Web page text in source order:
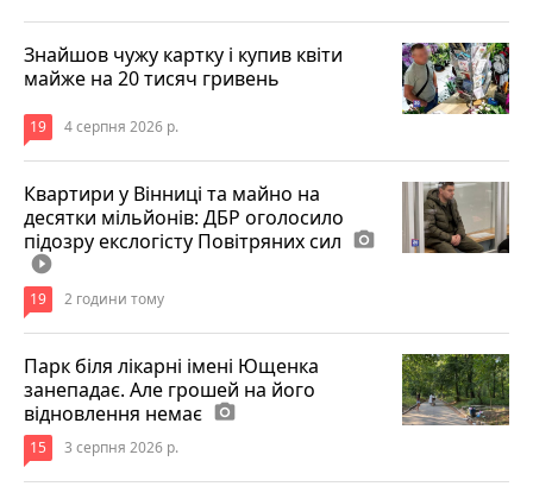
Знайшов чужу картку і купив квіти
майже на 20 тисяч гривень
19 4 серпня 2026 р.
Квартири у Вінниці та майно на
десятки мільйонів: ДБР оголосило
підозру екслогісту Повітряних сил photo_camera
play_circle_filled
19 2 години тому
Парк біля лікарні імені Ющенка
занепадає. Але грошей на його
відновлення немає photo_camera
15 3 серпня 2026 р.